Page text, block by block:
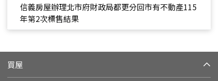
信義房屋辦理北市府財政局都更分回市有不動產115
年第2次標售結果
買屋